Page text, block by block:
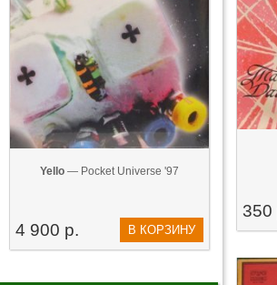
Yello — Pocket Universe '97
4 900 р. В КОРЗИНУ
350